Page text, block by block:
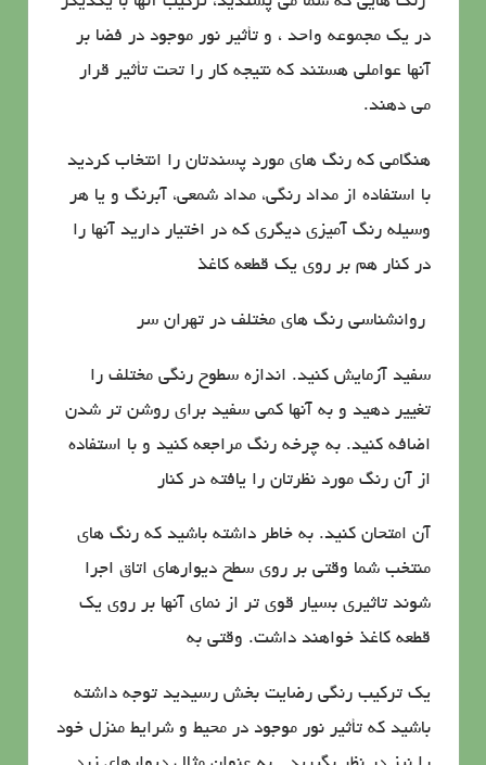
در یك مجموعه واحد ، و تأثیر نور موجود در فضا بر
آنها عواملی هستند كه نتیجه كار را تحت تأثیر قرار
می دهند.
هنگامی كه رنگ های مورد پسندتان را انتخاب كردید
با استفاده از مداد رنگی، مداد شمعی، آبرنگ و یا هر
وسیله رنگ آمیزی دیگری كه در اختیار دارید آنها را
در كنار هم بر روی یك قطعه كاغذ
روانشناسي رنگ هاي مختلف در تهران سر
سفید آزمایش كنید. اندازه سطوح رنگی مختلف را
تغییر دهید و به آنها كمی سفید برای روشن تر شدن
اضافه كنید. به چرخه رنگ مراجعه كنید و با استفاده
از آن رنگ مورد نظرتان را یافته در كنار
آن امتحان كنید. به خاطر داشته باشید كه رنگ های
منتخب شما وقتی بر روی سطح دیوارهای اتاق اجرا
شوند تاثیری بسیار قوی تر از نمای آنها بر روی یك
قطعه كاغذ خواهند داشت. وقتی به
یك تركیب رنگی رضایت بخش رسیدید توجه داشته
باشید كه تأثیر نور موجود در محیط و شرایط منزل خود